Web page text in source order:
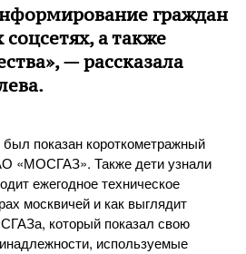
граждан
а также
— рассказала
показан короткометражный
«МОСГАЗ». Также дети узнали
ежегодное техническое
москвичей и как выглядит
который показал свою
используемые